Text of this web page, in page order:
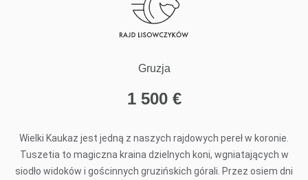
Gruzja
1 500 €
Wielki Kaukaz jest jedną z naszych rajdowych pereł w koronie.
Tuszetia to magiczna kraina dzielnych koni, wgniatających w
siodło widoków i gościnnych gruzińskich górali. Przez osiem dni